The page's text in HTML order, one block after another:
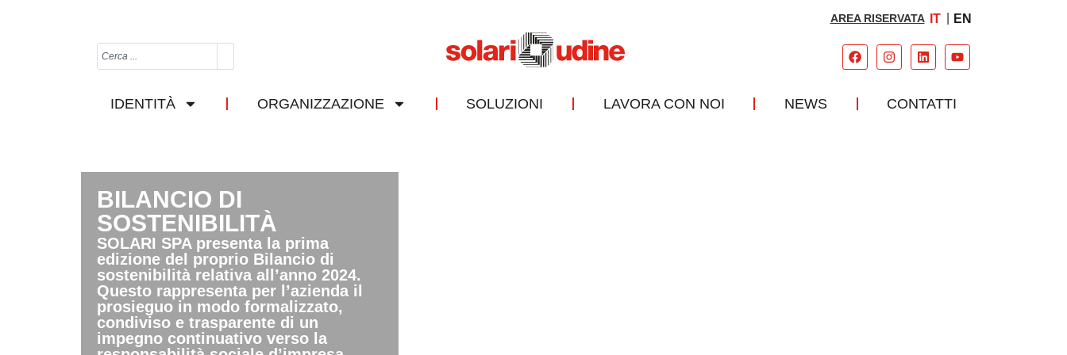
AREA RISERVATA IT EN
IDENTITÀ ORGANIZZAZIONE SOLUZIONI LAVORA CON NOI NEWS CONTATTI
BILANCIO DI
SOSTENIBILITÀ
SOLARI SPA presenta la prima
edizione del proprio Bilancio di
sostenibilità relativa all’anno 2024.
Questo rappresenta per l’azienda il
prosieguo in modo formalizzato,
condiviso e trasparente di un
impegno continuativo verso la